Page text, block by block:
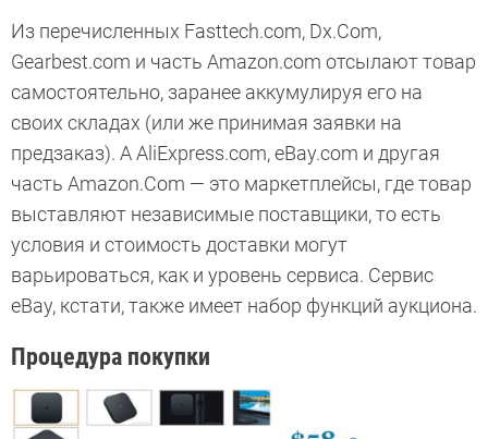
Из перечисленных Fasttech.com, Dx.Com,
Gearbest.com и часть Amazon.com отсылают товар
самостоятельно, заранее аккумулируя его на
своих складах (или же принимая заявки на
предзаказ). А AliExpress.com, eBay.com и другая
часть Amazon.Com — это маркетплейсы, где товар
выставляют независимые поставщики, то есть
условия и стоимость доставки могут
варьироваться, как и уровень сервиса. Сервис
eBay, кстати, также имеет набор функций аукциона.
Процедура покупки